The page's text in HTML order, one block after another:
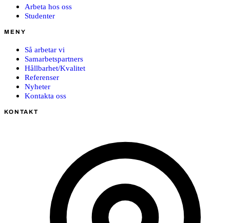
Arbeta hos oss
Studenter
MENY
Så arbetar vi
Samarbetspartners
Hållbarhet/Kvalitet
Referenser
Nyheter
Kontakta oss
KONTAKT